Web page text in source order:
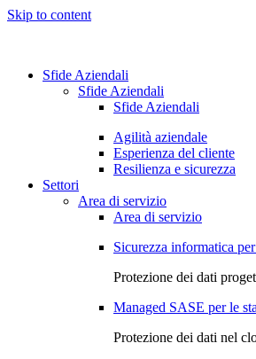
Skip to content
Sfide Aziendali
Sfide Aziendali
Sfide Aziendali
Agilità aziendale
Esperienza del cliente
Resilienza e sicurezza
Settori
Area di servizio
Area di servizio
Sicurezza informatica
Protezione dei dati
Managed SASE per le
Protezione dei dati nel